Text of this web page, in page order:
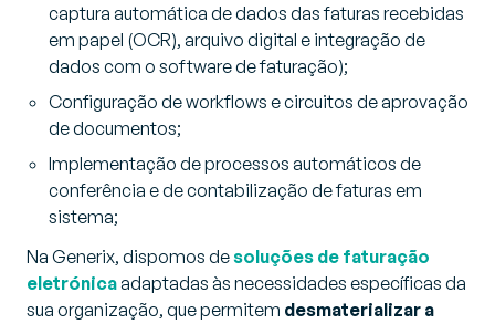
captura automática de dados das faturas recebidas
em papel (OCR), arquivo digital e integração de
dados com o software de faturação);
Configuração de workflows e circuitos de aprovação
de documentos;
Implementação de processos automáticos de
conferência e de contabilização de faturas em
sistema;
Na Generix, dispomos desoluções de faturação
eletrónicaadaptadas às necessidades específicas da
sua organização, que permitem desmaterializar a